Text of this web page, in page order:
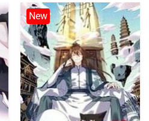
12/08/2025
12/08/2025
12/08/2025
12/08/2025
New